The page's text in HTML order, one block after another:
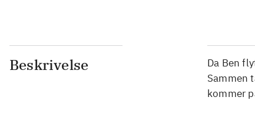
Beskrivelse
Da Ben
Sammen
kommer